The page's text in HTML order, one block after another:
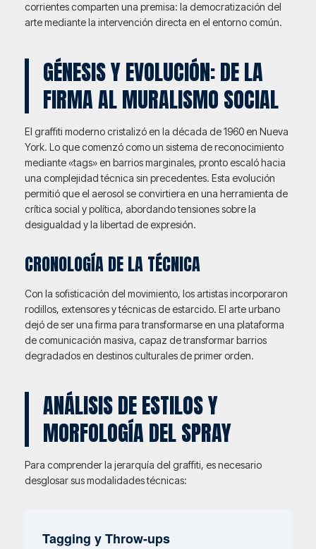
corrientes comparten una premisa: la democratización del
arte mediante la intervención directa en el entorno común.
GÉNESIS Y EVOLUCIÓN: DE LA
FIRMA AL MURALISMO SOCIAL
El graffiti moderno cristalizó en la década de 1960 en Nueva
York. Lo que comenzó como un sistema de reconocimiento
mediante «tags» en barrios marginales, pronto escaló hacia
una complejidad técnica sin precedentes. Esta evolución
permitió que el aerosol se convirtiera en una herramienta de
crítica social y política, abordando tensiones sobre la
desigualdad y la libertad de expresión.
CRONOLOGÍA DE LA TÉCNICA
Con la sofisticación del movimiento, los artistas incorporaron
rodillos, extensores y técnicas de estarcido. El arte urbano
dejó de ser una firma para transformarse en una plataforma
de comunicación masiva, capaz de transformar barrios
degradados en destinos culturales de primer orden.
ANÁLISIS DE ESTILOS Y
MORFOLOGÍA DEL SPRAY
Para comprender la jerarquía del graffiti, es necesario
desglosar sus modalidades técnicas:
Tagging y Throw-ups